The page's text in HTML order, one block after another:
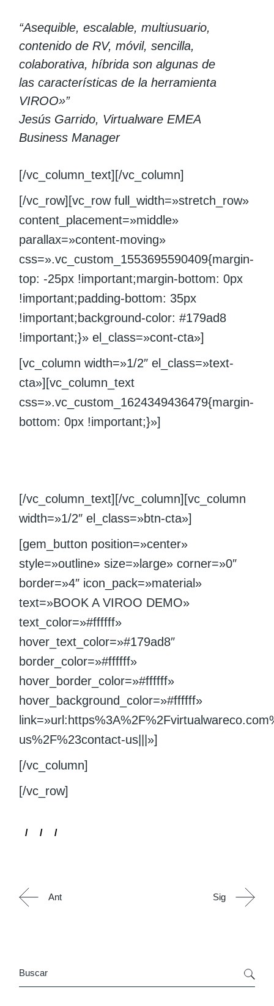
“Asequible, escalable, multiusuario,
contenido de RV, móvil, sencilla,
colaborativa, híbrida son algunas de
las características de la herramienta
VIROO»”
Jesús Garrido, Virtualware EMEA
Business Manager
[/vc_column_text][/vc_column]
[/vc_row][vc_row full_width=»stretch_row»
content_placement=»middle»
parallax=»content-moving»
css=».vc_custom_1553695590409{margin-
top: -25px !important;margin-bottom: 0px
!important;padding-bottom: 35px
!important;background-color: #179ad8
!important;}» el_class=»cont-cta»]
[vc_column width=»1/2″ el_class=»text-
cta»][vc_column_text
css=».vc_custom_1624349436479{margin-
bottom: 0px !important;}»]
[/vc_column_text][/vc_column][vc_column
width=»1/2″ el_class=»btn-cta»]
[gem_button position=»center»
style=»outline» size=»large» corner=»0″
border=»4″ icon_pack=»material»
text=»BOOK A VIROO DEMO»
text_color=»#ffffff»
hover_text_color=»#179ad8″
border_color=»#ffffff»
hover_border_color=»#ffffff»
hover_background_color=»#ffffff»
us%2F%23contact-us|||»]
[/vc_column]
[/vc_row]
Ant Sig
Search